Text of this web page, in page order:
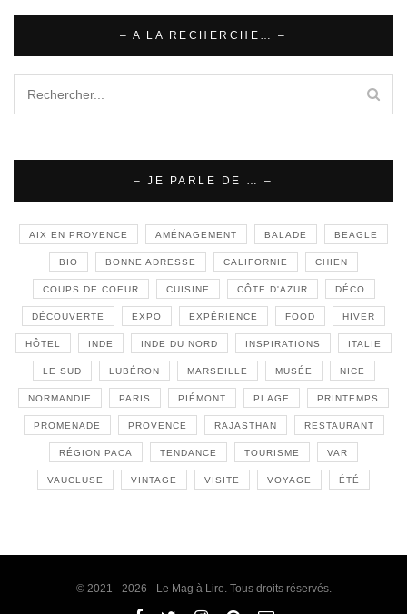
– A LA RECHERCHE… –
– JE PARLE DE … –
AIX EN PROVENCE AMÉNAGEMENT BALADE BEAGLE
BIO BONNE ADRESSE CALIFORNIE CHIEN
COUPS DE COEUR CUISINE CÔTE D'AZUR DÉCO
DÉCOUVERTE EXPO EXPÉRIENCE FOOD HIVER
HÔTEL INDE INDE DU NORD INSPIRATIONS ITALIE
LE SUD LUBÉRON MARSEILLE MUSÉE NICE
NORMANDIE PARIS PIÉMONT PLAGE PRINTEMPS
PROMENADE PROVENCE RAJASTHAN RESTAURANT
RÉGION PACA TENDANCE TOURISME VAR
VAUCLUSE VINTAGE VISITE VOYAGE ÉTÉ
© 2021 - 2026 - Le Mag à Lire. Tous droits réservés.